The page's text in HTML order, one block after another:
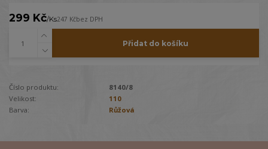
299 Kč/Ks247 Kčbez DPH
Přidat do košíku
Číslo produktu:
8140/8
Velikost:
110
Barva:
Růžová